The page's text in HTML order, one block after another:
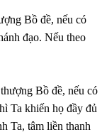
Bồ đề, nếu có
đạo. Nếu theo
Bồ đề, nếu có
Ta khiến họ đầy đủ
Ta, tâm liền thanh